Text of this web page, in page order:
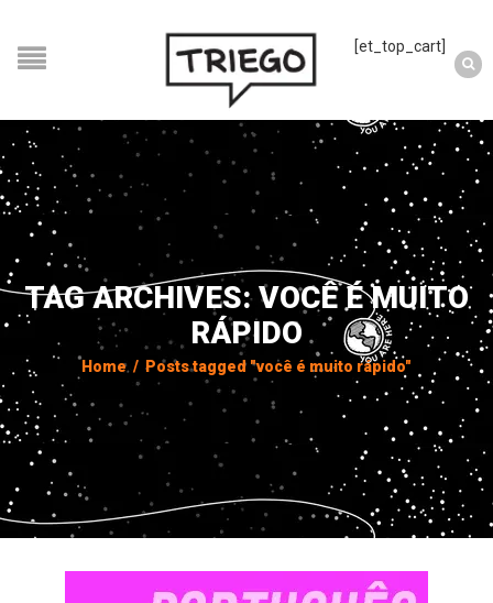
[et_top_cart]
TAG ARCHIVES: VOCÊ É MUITO
RÁPIDO
Home / Posts tagged "você é muito rápido"